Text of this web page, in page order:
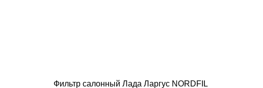
Фильтр салонный Лада Ларгус NORDFIL